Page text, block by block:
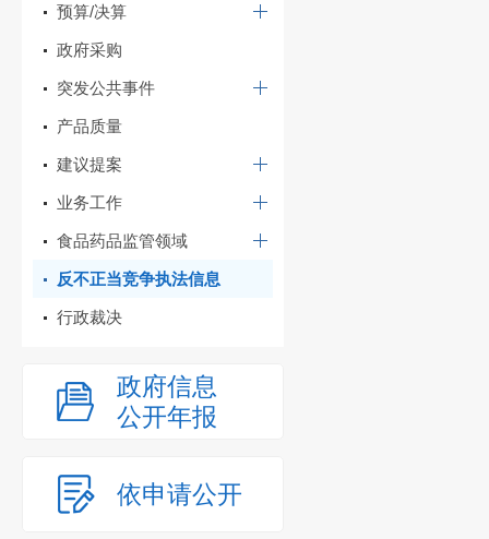
预算/决算
政府采购
突发公共事件
产品质量
建议提案
业务工作
食品药品监管领域
反不正当竞争执法信息
行政裁决
政府信息
公开年报
依申请公开